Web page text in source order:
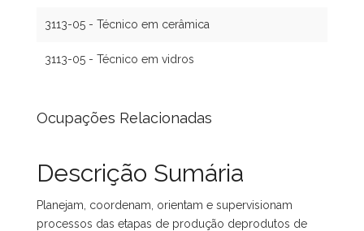
3113-05 - Técnico em cerâmica
3113-05 - Técnico em vidros
Ocupações Relacionadas
Descrição Sumária
Planejam, coordenam, orientam e supervisionam
processos das etapas de produção deprodutos de